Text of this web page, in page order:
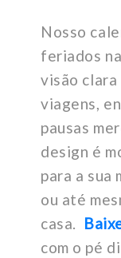
Nosso
feriados
visão clara
viagens,
pausas
design é
para a sua
ou até
casa.
com o pé